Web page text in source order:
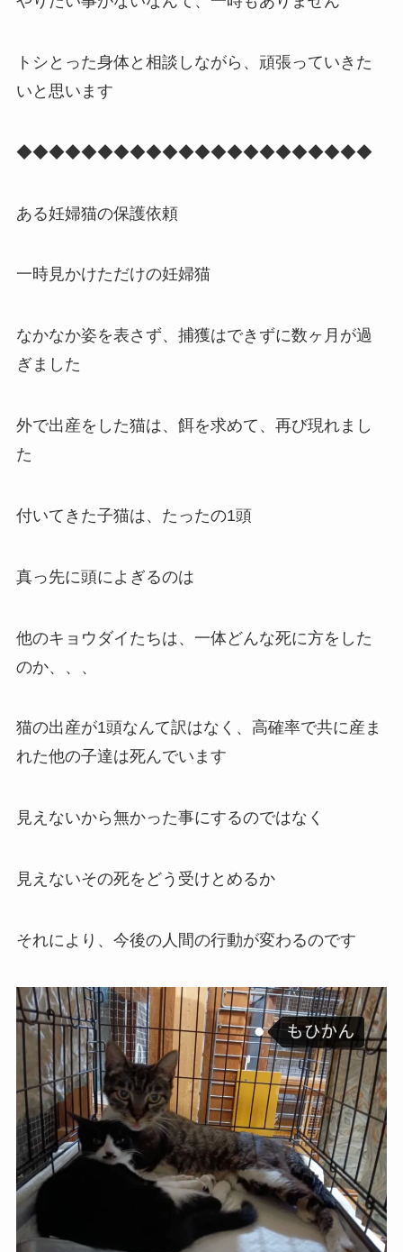
トシとった身体と相談しながら、頑張っていきた
いと思います
◆◆◆◆◆◆◆◆◆◆◆◆◆◆◆◆◆◆◆◆◆◆
ある妊婦猫の保護依頼
一時見かけただけの妊婦猫
なかなか姿を表さず、捕獲はできずに数ヶ月が過
ぎました
外で出産をした猫は、餌を求めて、再び現れまし
た
付いてきた子猫は、たったの1頭
真っ先に頭によぎるのは
他のキョウダイたちは、一体どんな死に方をした
のか、、、
猫の出産が1頭なんて訳はなく、高確率で共に産ま
れた他の子達は死んでいます
見えないから無かった事にするのではなく
見えないその死をどう受けとめるか
それにより、今後の人間の行動が変わるのです